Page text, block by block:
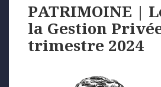
PATRIMOINE |
la Gestion
trimestre 2024